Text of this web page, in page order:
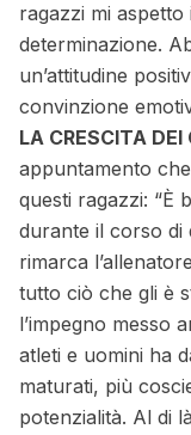
ragazzi mi
determinazione.
un’attitudine
convinzione
LA CRESCITA DEI
appuntamento
questi ragazzi: “È
durante il corso di
rimarca
tutto ciò che gli è
l’impegno messo
atleti e uomini ha
maturati, più
potenzialità. Al di